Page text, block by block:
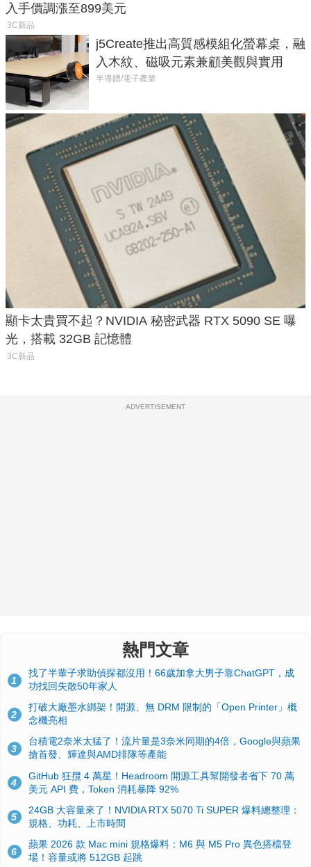
入手價調漲至899美元
3C新品
j5Create推出高質感模組化螢幕桌，融
入木紋、磁吸元素兼顧美觀與實用
半導體/電子產業
顯卡太貴買不起？NVIDIA 秘密武器 RTX 5090 SE 曝
光，搭載 32GB 記憶體
3C新品
ADVERTISEMENT
熱門文章
1
找了半輩子求助偵探都沒用！66歲加拿大男子靠ChatGPT，成
功找回失散50年家人
2
打破大廠墨水綁架！開源、無 DRM 限制的「Open Printer」概
念機亮相
3
台積電2奈米太猛了！流片量是3奈米同期的4倍，Google與蘋果
搶首發、輝達與AMD排隊等產能
4
GitHub 狂攬 4 萬星！Headroom 開源工具幫開發者省下 70 萬
美元 API 費，Token 消耗暴降 92%
5
24GB 大容量來了！NVIDIA RTX 5070 Ti SUPER 爆料總整理：
規格、功耗、上市時間
6
蘋果 2026 款 Mac mini 規格爆料：M6 與 M5 Pro 異色搭檔登
場！容量或將 512GB 起跳